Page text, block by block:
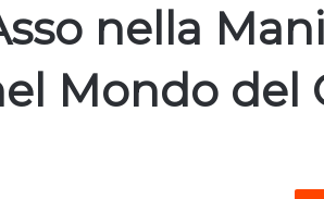
nella
Mondo del